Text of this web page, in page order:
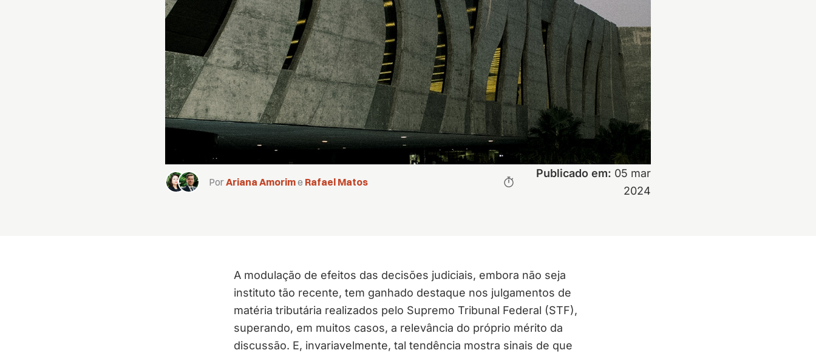
PorAriana Amorime Rafael Matos
Publicado em: 05 mar
2024
A modulação de efeitos das decisões judiciais, embora não seja
instituto tão recente, tem ganhado destaque nos julgamentos de
matéria tributária realizados pelo Supremo Tribunal Federal (STF),
superando, em muitos casos, a relevância do próprio mérito da
discussão. E, invariavelmente, tal tendência mostra sinais de que